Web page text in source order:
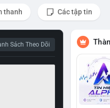
thanh Các tập tin
Sách Theo Dõi